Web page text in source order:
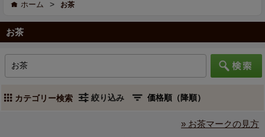
ホーム > お茶
お茶
カテゴリー検索 絞り込み
» お茶マークの見方